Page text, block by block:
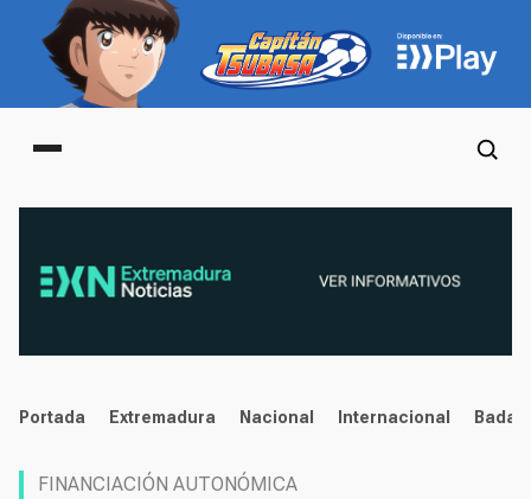
Main menu
noticias
Portada Extremadura Nacional Internacional
FINANCIACIÓN AUTONÓMICA